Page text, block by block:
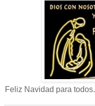
Feliz Navidad para todos.